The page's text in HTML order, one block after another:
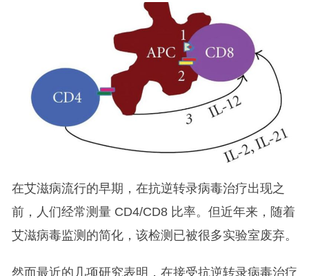
在艾滋病流行的早期，在抗逆转录病毒治疗出现之
前，人们经常测量 CD4/CD8 比率。但近年来，随着
艾滋病毒监测的简化，该检测已被很多实验室废弃。
然而最近的几项研究表明，在接受抗逆转录病毒治疗